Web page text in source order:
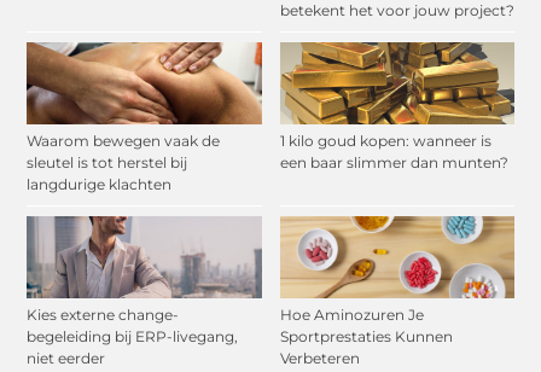
betekent het voor jouw project?
Waarom bewegen vaak de
sleutel is tot herstel bij
langdurige klachten
1 kilo goud kopen: wanneer is
een baar slimmer dan munten?
Kies externe change-
begeleiding bij ERP-livegang,
niet eerder
Hoe Aminozuren Je
Sportprestaties Kunnen
Verbeteren